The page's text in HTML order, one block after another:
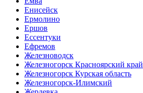
Енисейск
Ермолино
Ершов
Ессентуки
Ефремов
Железноводск
Железногорск Красноярский край
Железногорск Курская область
Железногорск-Илимский